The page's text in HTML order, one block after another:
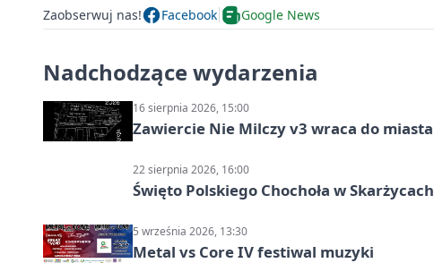
Zaobserwuj nas! Facebook Google News
Nadchodzące wydarzenia
16 sierpnia 2026, 15:00
Zawiercie Nie Milczy v3 wraca do miasta
22 sierpnia 2026, 16:00
Święto Polskiego Chochoła w Skarżycach
5 września 2026, 13:30
Metal vs Core IV festiwal muzyki